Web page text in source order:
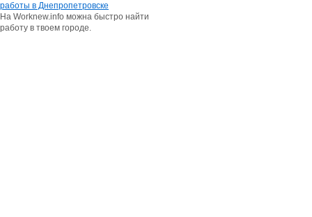
работы в Днепропетровске
На Worknew.info можна быстро найти
работу в твоем городе.